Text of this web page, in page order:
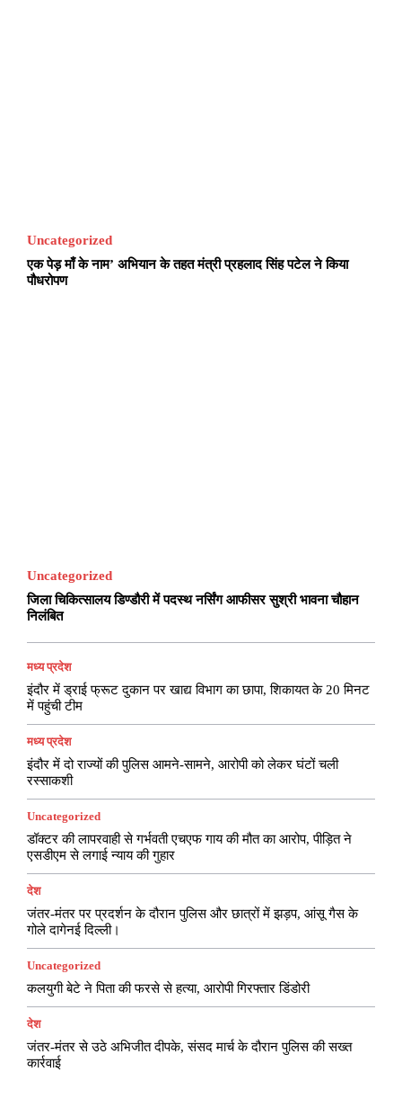
Uncategorized
एक पेड़ माँ के नाम’ अभियान के तहत मंत्री प्रहलाद सिंह पटेल ने किया
पौधरोपण
Uncategorized
जिला चिकित्सालय डिण्डौरी में पदस्थ नर्सिंग आफीसर सुश्री भावना चौहान
निलंबित
मध्य प्रदेश
इंदौर में ड्राई फ्रूट दुकान पर खाद्य विभाग का छापा, शिकायत के 20 मिनट
में पहुंची टीम
मध्य प्रदेश
इंदौर में दो राज्यों की पुलिस आमने-सामने, आरोपी को लेकर घंटों चली
रस्साकशी
Uncategorized
डॉक्टर की लापरवाही से गर्भवती एचएफ गाय की मौत का आरोप, पीड़ित ने
एसडीएम से लगाई न्याय की गुहार
देश
जंतर-मंतर पर प्रदर्शन के दौरान पुलिस और छात्रों में झड़प, आंसू गैस के
गोले दागेनई दिल्ली।
Uncategorized
कलयुगी बेटे ने पिता की फरसे से हत्या, आरोपी गिरफ्तार डिंडोरी
देश
जंतर-मंतर से उठे अभिजीत दीपके, संसद मार्च के दौरान पुलिस की सख्त
कार्रवाई